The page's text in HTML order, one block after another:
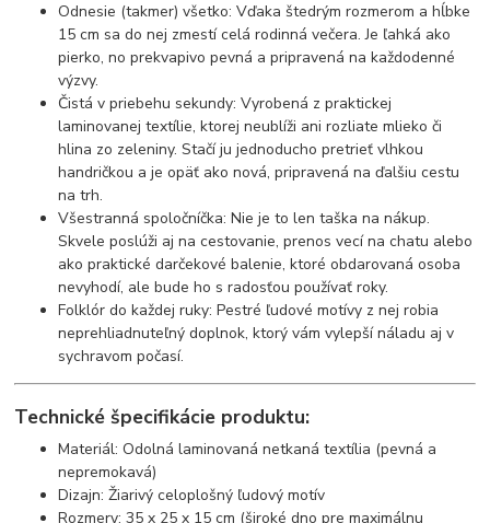
Odnesie (takmer) všetko: Vďaka štedrým rozmerom a hĺbke
15 cm sa do nej zmestí celá rodinná večera. Je ľahká ako
pierko, no prekvapivo pevná a pripravená na každodenné
výzvy.
Čistá v priebehu sekundy: Vyrobená z praktickej
laminovanej textílie, ktorej neublíži ani rozliate mlieko či
hlina zo zeleniny. Stačí ju jednoducho pretrieť vlhkou
handričkou a je opäť ako nová, pripravená na ďalšiu cestu
na trh.
Všestranná spoločníčka: Nie je to len taška na nákup.
Skvele poslúži aj na cestovanie, prenos vecí na chatu alebo
ako praktické darčekové balenie, ktoré obdarovaná osoba
nevyhodí, ale bude ho s radosťou používať roky.
Folklór do každej ruky: Pestré ľudové motívy z nej robia
neprehliadnuteľný doplnok, ktorý vám vylepší náladu aj v
sychravom počasí.
Technické špecifikácie produktu:
Materiál: Odolná laminovaná netkaná textília (pevná a
nepremokavá)
Dizajn: Žiarivý celoplošný ľudový motív
Rozmery: 35 x 25 x 15 cm (široké dno pre maximálnu